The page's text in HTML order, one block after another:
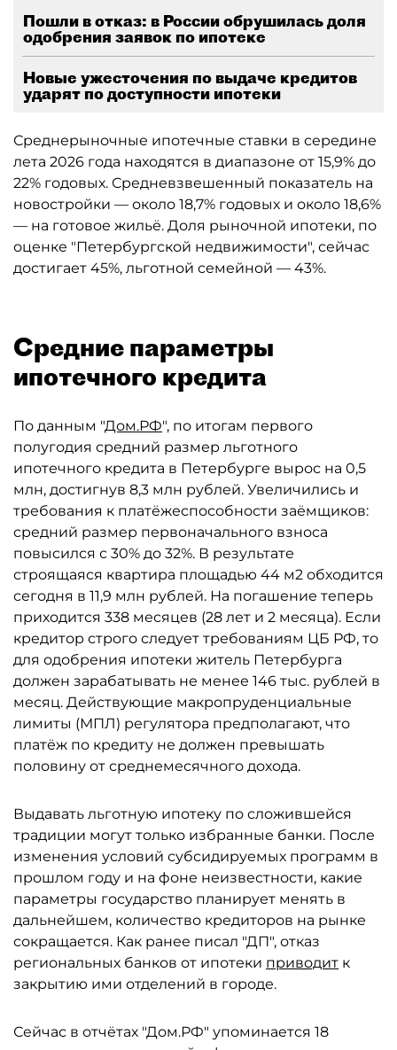
Пошли в отказ: в России обрушилась доля
одобрения заявок по ипотеке
Новые ужесточения по выдаче кредитов
ударят по доступности ипотеки
Среднерыночные ипотечные ставки в середине
лета 2026 года находятся в диапазоне от 15,9% до
22% годовых. Средневзвешенный показатель на
новостройки — около 18,7% годовых и около 18,6%
— на готовое жильё. Доля рыночной ипотеки, по
оценке "Петербургской недвижимости", сейчас
достигает 45%, льготной семейной — 43%.
Средние параметры
ипотечного кредита
По данным "Дом.РФ", по итогам первого
полугодия средний размер льготного
ипотечного кредита в Петербурге вырос на 0,5
млн, достигнув 8,3 млн рублей. Увеличились и
требования к платёжеспособности заёмщиков:
средний размер первоначального взноса
повысился с 30% до 32%. В результате
строящаяся квартира площадью 44 м2 обходится
сегодня в 11,9 млн рублей. На погашение теперь
приходится 338 месяцев (28 лет и 2 месяца). Если
кредитор строго следует требованиям ЦБ РФ, то
для одобрения ипотеки житель Петербурга
должен зарабатывать не менее 146 тыс. рублей в
месяц. Действующие макропруденциальные
лимиты (МПЛ) регулятора предполагают, что
платёж по кредиту не должен превышать
половину от среднемесячного дохода.
Выдавать льготную ипотеку по сложившейся
традиции могут только избранные банки. После
изменения условий субсидируемых программ в
прошлом году и на фоне неизвестности, какие
параметры государство планирует менять в
дальнейшем, количество кредиторов на рынке
сокращается. Как ранее писал "ДП", отказ
региональных банков от ипотеки приводит к
закрытию ими отделений в городе.
Сейчас в отчётах "Дом.РФ" упоминается 18